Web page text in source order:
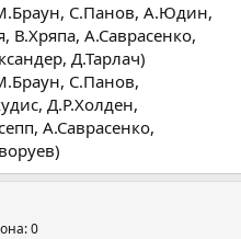
С.Панов, А.Юдин,
В.Хряпа, А.Саврасенко,
Д.Тарлач)
С.Панов,
Д.Р.Холден,
А.Саврасенко,
0